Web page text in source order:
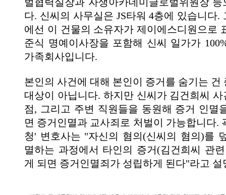
다. 신씨의 사무실은 JS타워 4층에 있습니다.
에선 이 건물의 소유자가 제이에스디원으로
준식 명예이사장을 포함해 신씨 일가가
가족회사입니다.
본인의 사건에 대해 본인이 증거를 숨기는 건
대상이 아닙니다. 하지만 신씨가 김건희씨
점, 그리고 주변 직원들을 동원해 증거 인멸
면 증거인멸과 교사죄로 처벌이 가능합니다.
청' 변호사는 "자신의 혐의(신씨의 혐의)를
멸하는 과정에서 타인의 증거(김건희씨 관
게 되면 증거인멸죄가 성립하게 된다"라고